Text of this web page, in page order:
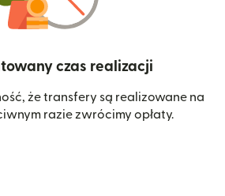
czas realizacji
że transfery są realizowane na
razie zwrócimy opłaty.